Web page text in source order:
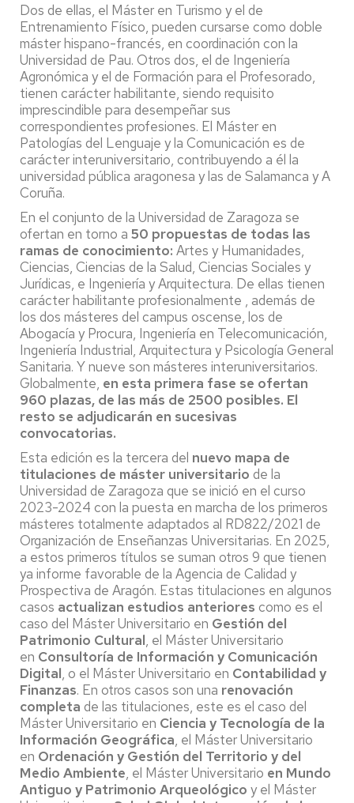
Dos de ellas, el Máster en Turismo y el de
Entrenamiento Físico, pueden cursarse como doble
máster hispano-francés, en coordinación con la
Universidad de Pau. Otros dos, el de Ingeniería
Agronómica y el de Formación para el Profesorado,
tienen carácter habilitante, siendo requisito
imprescindible para desempeñar sus
correspondientes profesiones. El Máster en
Patologías del Lenguaje y la Comunicación es de
carácter interuniversitario, contribuyendo a él la
universidad pública aragonesa y las de Salamanca y A
Coruña.
En el conjunto de la Universidad de Zaragoza se
ofertan en torno a 50 propuestas de todas las
ramas de conocimiento: Artes y Humanidades,
Ciencias, Ciencias de la Salud, Ciencias Sociales y
Jurídicas, e Ingeniería y Arquitectura. De ellas tienen
carácter habilitante profesionalmente , además de
los dos másteres del campus oscense, los de
Abogacía y Procura, Ingeniería en Telecomunicación,
Ingeniería Industrial, Arquitectura y Psicología General
Sanitaria. Y nueve son másteres interuniversitarios.
Globalmente, en esta primera fase se ofertan
960 plazas, de las más de 2500 posibles. El
resto se adjudicarán en sucesivas
convocatorias.
Esta edición es la tercera del nuevo mapa de
titulaciones de máster universitario de la
Universidad de Zaragoza que se inició en el curso
2023-2024 con la puesta en marcha de los primeros
másteres totalmente adaptados al RD822/2021 de
Organización de Enseñanzas Universitarias. En 2025,
a estos primeros títulos se suman otros 9 que tienen
ya informe favorable de la Agencia de Calidad y
Prospectiva de Aragón. Estas titulaciones en algunos
casos actualizan estudios anteriores como es el
caso del Máster Universitario en Gestión del
Patrimonio Cultural, el Máster Universitario
en Consultoría de Información y Comunicación
Digital, o el Máster Universitario en Contabilidad y
Finanzas. En otros casos son una renovación
completa de las titulaciones, este es el caso del
Máster Universitario en Ciencia y Tecnología de la
Información Geográfica, el Máster Universitario
en Ordenación y Gestión del Territorio y del
Medio Ambiente, el Máster Universitario en Mundo
Antiguo y Patrimonio Arqueológico y el Máster